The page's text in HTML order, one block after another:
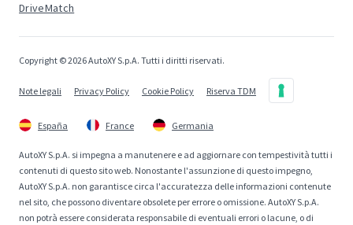
DriveMatch
Copyright © 2026 AutoXY S.p.A. Tutti i diritti riservati.
Note legali Privacy Policy Cookie Policy Riserva TDM
España France Germania
AutoXY S.p.A. si impegna a manutenere e ad aggiornare con tempestività tutti i
contenuti di questo sito web. Nonostante l'assunzione di questo impegno,
AutoXY S.p.A. non garantisce circa l'accuratezza delle informazioni contenute
nel sito, che possono diventare obsolete per errore o omissione. AutoXY S.p.A.
non potrà essere considerata responsabile di eventuali errori o lacune, o di